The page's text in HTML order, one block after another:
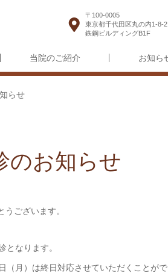
〒100-0005
東京都千代田区丸の内1-8-2
鉃鋼ビルディングB1F
当院のご紹介 お知
らせ
のお知らせ
ございます。
となります。
月）は終日対応させていただくことがで